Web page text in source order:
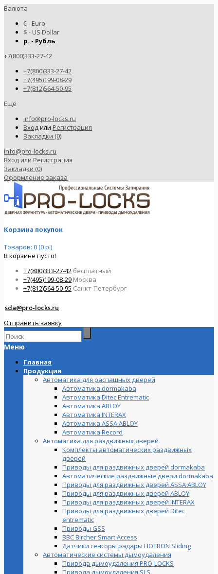
Валюта
€ - Euro
$ - US Dollar
р. - Рубль
+7(800)333-27-42
+7(800)333-27-42
+7(495)199-08-29
+7(812)564-50-95
Ещё
info@pro-locks.ru
Входили Регистрация
Закладки (0)
info@pro-locks.ru
Вход или Регистрация
Закладки (0)
Оформление заказа
Корзина покупок
Товаров: 0 (0 р.)
В корзине пусто!
+7(800)333-27-42 бесплатный
+7(495)199-08-29 Москва
+7(812)564-50-95 Санкт-Петербург
sda@pro-locks.ru
Отправить заявку
Меню
Главная
Продукция
Автоматика для распашных дверей
Автоматика dormakaba
Автоматика Ditec Entrematic
Автоматика ABLOY
Автоматика INTERAX
Автоматика ASSA ABLOY
Автоматика Record
Автоматика для раздвижных дверей
Комплекты автоматических раздвижных
дверей
Приводы для раздвижных дверей dormakaba
Автоматические раздвижные двери dormakaba
Приводы для раздвижных дверей ASSA ABLOY
Приводы для раздвижных дверей ABLOY
Приводы для раздвижных дверей INTERAX
Приводы для раздвижных дверей Ditec
entrematic
Приводы GSS
BBC Bircher Smart Access
Датчики сенсоры радары HOTRON Sliding
Автоматические системы дымоудаления
Привода дымоудаления PRO-LOCKS
Привода дымоудаления SLS